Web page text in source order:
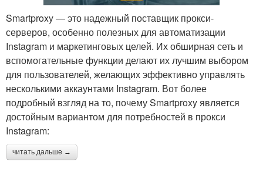
Smartproxy — это надежный поставщик прокси-
серверов, особенно полезных для автоматизации
Instagram и маркетинговых целей. Их обширная сеть и
вспомогательные функции делают их лучшим выбором
для пользователей, желающих эффективно управлять
несколькими аккаунтами Instagram. Вот более
подробный взгляд на то, почему Smartproxy является
достойным вариантом для потребностей в прокси
Instagram:
читать дальше →